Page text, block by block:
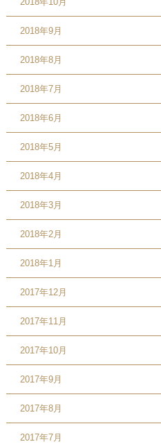
2018年9月
2018年8月
2018年7月
2018年6月
2018年5月
2018年4月
2018年3月
2018年2月
2018年1月
2017年12月
2017年11月
2017年10月
2017年9月
2017年8月
2017年7月